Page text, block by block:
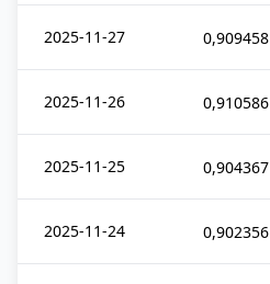
2025-11-27 0,909458
2025-11-26 0,910586
2025-11-25 0,904367
2025-11-24 0,902356